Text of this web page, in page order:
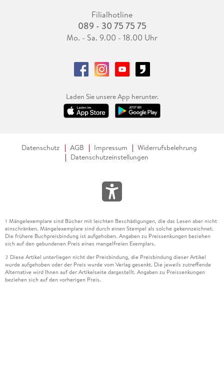
Filialhotline
089 - 30 75 75 75
Mo. - Sa. 9.00 - 18.00 Uhr
Laden Sie unsere App herunter.
Datenschutz AGB Impressum
Widerrufsbelehrung
Datenschutzeinstellungen
1 Mängelexemplare sind Bücher mit leichten Beschädigungen, die das Lesen aber nicht
einschränken. Mängelexemplare sind durch einen Stempel als solche gekennzeichnet.
Die frühere Buchpreisbindung ist aufgehoben. Angaben zu Preissenkungen beziehen
sich auf den gebundenen Preis eines mangelfreien Exemplars.
2 Diese Artikel unterliegen nicht der Preisbindung, die Preisbindung dieser Artikel
wurde aufgehoben oder der Preis wurde vom Verlag gesenkt. Die jeweils zutreffende
Alternative wird Ihnen auf der Artikelseite dargestellt. Angaben zu Preissenkungen
beziehen sich auf den vorherigen Preis.